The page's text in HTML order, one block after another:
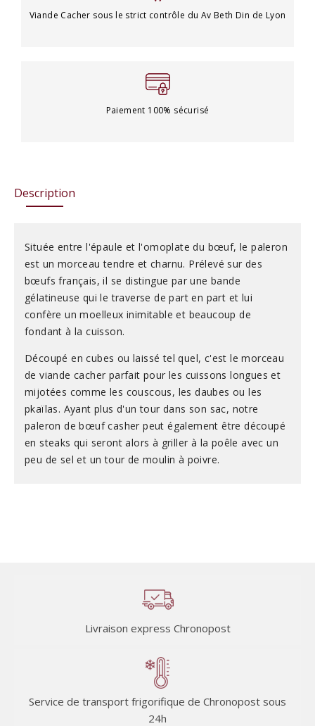
Viande Cacher sous le strict contrôle du Av Beth Din de Lyon
Paiement 100% sécurisé
Description
Située entre l'épaule et l'omoplate du bœuf, le paleron
est un morceau tendre et charnu. Prélevé sur des
bœufs français, il se distingue par une bande
gélatineuse qui le traverse de part en part et lui
confère un moelleux inimitable et beaucoup de
fondant à la cuisson.
Découpé en cubes ou laissé tel quel, c'est le morceau
de viande cacher parfait pour les cuissons longues et
mijotées comme les couscous, les daubes ou les
pkaïlas. Ayant plus d'un tour dans son sac, notre
paleron de bœuf casher peut également être découpé
en steaks qui seront alors à griller à la poêle avec un
peu de sel et un tour de moulin à poivre.
Livraison express Chronopost
Service de transport frigorifique de Chronopost sous
24h